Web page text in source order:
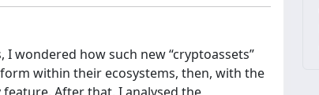
wondered how such new “cryptoassets”
within their ecosystems, then, with the